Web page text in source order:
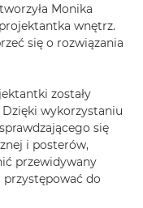
Monika
wnętrz.
się o rozwiązania
zostały
wykorzystaniu
się
i posterów,
przewidywany
przystępować do